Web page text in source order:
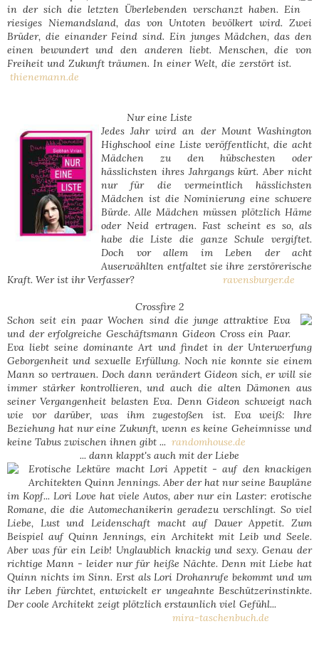
in der sich die letzten Überlebenden verschanzt haben. Ein
riesiges Niemandsland, das von Untoten bevölkert wird. Zwei
Brüder, die einander Feind sind. Ein junges Mädchen, das den
einen bewundert und den anderen liebt. Menschen, die von
Freiheit und Zukunft träumen. In einer Welt, die zerstört ist.
thienemann.de
Nur eine Liste
Jedes Jahr wird an der Mount Washington
Highschool eine Liste veröffentlicht, die acht
Mädchen zu den hübschesten oder
hässlichsten ihres Jahrgangs kürt. Aber nicht
nur für die vermeintlich hässlichsten
Mädchen ist die Nominierung eine schwere
Bürde. Alle Mädchen müssen plötzlich Häme
oder Neid ertragen. Fast scheint es so, als
habe die Liste die ganze Schule vergiftet.
Doch vor allem im Leben der acht
Auserwählten entfaltet sie ihre zerstörerische
Kraft. Wer ist ihr Verfasser? ravensburger.de
Crossfire 2
Schon seit ein paar Wochen sind die junge attraktive Eva
und der erfolgreiche Geschäftsmann Gideon Cross ein Paar.
Eva liebt seine dominante Art und findet in der Unterwerfung
Geborgenheit und sexuelle Erfüllung. Noch nie konnte sie einem
Mann so vertrauen. Doch dann verändert Gideon sich, er will sie
immer stärker kontrollieren, und auch die alten Dämonen aus
seiner Vergangenheit belasten Eva. Denn Gideon schweigt nach
wie vor darüber, was ihm zugestoßen ist. Eva weiß: Ihre
Beziehung hat nur eine Zukunft, wenn es keine Geheimnisse und
keine Tabus zwischen ihnen gibt ... randomhouse.de
... dann klappt's auch mit der Liebe
Erotische Lektüre macht Lori Appetit - auf den knackigen
Architekten Quinn Jennings. Aber der hat nur seine Baupläne
im Kopf... Lori Love hat viele Autos, aber nur ein Laster: erotische
Romane, die die Automechanikerin geradezu verschlingt. So viel
Liebe, Lust und Leidenschaft macht auf Dauer Appetit. Zum
Beispiel auf Quinn Jennings, ein Architekt mit Leib und Seele.
Aber was für ein Leib! Unglaublich knackig und sexy. Genau der
richtige Mann - leider nur für heiße Nächte. Denn mit Liebe hat
Quinn nichts im Sinn. Erst als Lori Drohanrufe bekommt und um
ihr Leben fürchtet, entwickelt er ungeahnte Beschützerinstinkte.
Der coole Architekt zeigt plötzlich erstaunlich viel Gefühl...
mira-taschenbuch.de